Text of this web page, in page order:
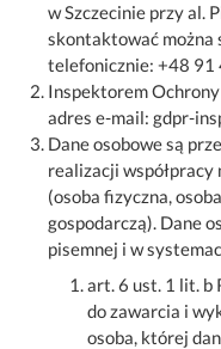
w Szczecinie przy al.
skontaktować można
telefonicznie: +48 91
Inspektorem
adres e-mail: gdpr-
Dane osobowe są
realizacji
(osoba fizyczna,
gospodarczą). Dane
pisemnej i w
art. 6 ust. 1 lit. b
do zawarcia i
osoba, której